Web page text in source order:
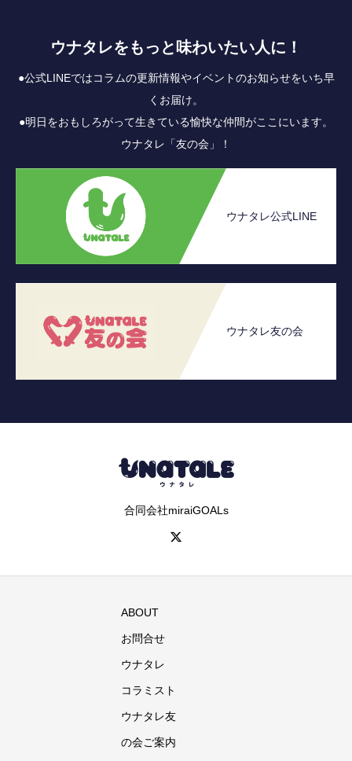
ウナタレをもっと味わいたい人に！
●公式LINEではコラムの更新情報やイベントのお知らせをいち早
くお届け。
●明日をおもしろがって生きている愉快な仲間がここにいます。
ウナタレ「友の会」！
ウナタレ公式LINE
ウナタレ友の会
合同会社miraiGOALs
ABOUT
お問合せ
ウナタレ
コラミスト
ウナタレ友
の会ご案内